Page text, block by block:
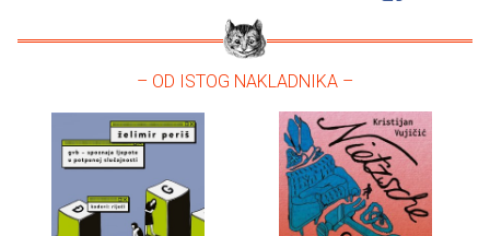
– OD ISTOG NAKLADNIKA –